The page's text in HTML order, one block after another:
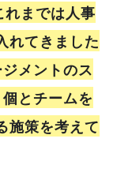
れまでは人事
れてきました
メントのス
とチームを
施策を考えて